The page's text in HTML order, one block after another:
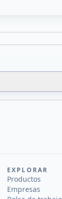
EXPLORAR
Productos
Empresas